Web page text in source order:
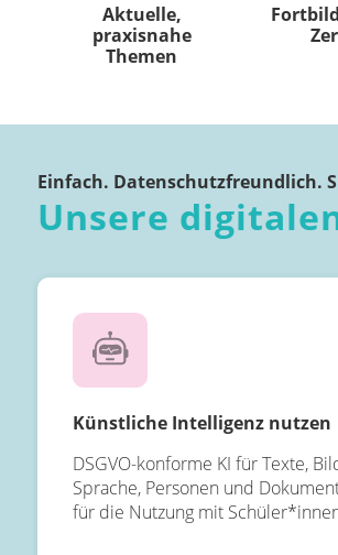
Aktuelle,
praxisnahe
Themen
Einfach. Datenschutzfreundlich.
Unsere
Künstliche Intelligenz nutzen
DSGVO-konforme KI für Texte,
Sprache, Personen und
für die Nutzung mit